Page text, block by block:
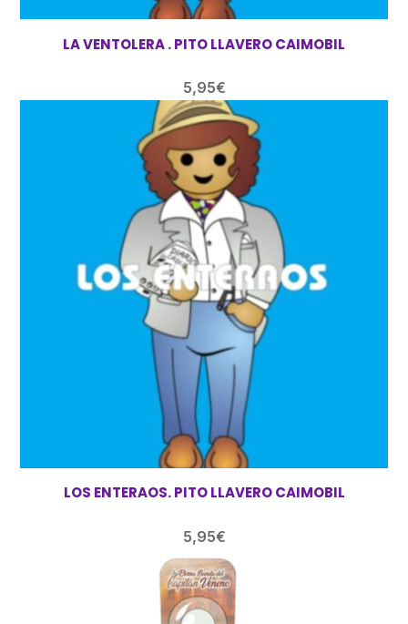
LA VENTOLERA . PITO LLAVERO CAIMOBIL
5,95€
LOS ENTERAOS. PITO LLAVERO CAIMOBIL
5,95€